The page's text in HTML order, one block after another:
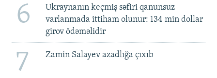
6
Ukraynanın keçmiş səfiri qanunsuz
varlanmada ittiham olunur: 134 min dollar
girov ödəməlidir
7 Zamin Salayev azadlığa çıxıb